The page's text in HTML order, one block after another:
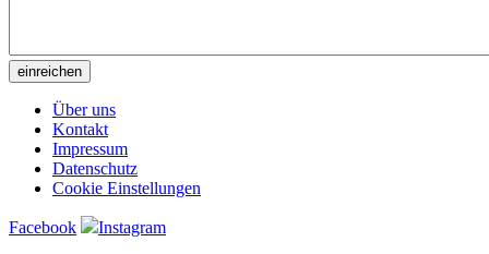
Über uns
Kontakt
Impressum
Datenschutz
Cookie Einstellungen
Facebook Instagram